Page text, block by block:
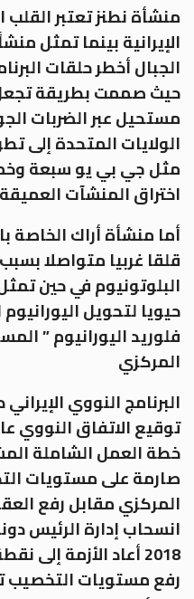
منشأة نطنز تعتبر
الإيرانية بينما تمثل
الجبال أخطر حلقات
حيث صممت بطريقة
مستحيل عبر الضربات
الولايات المتحدة إلى
مثل جي بي يو سبعة
اختراق المنشآت
أما منشأة أراك الخاصة
قلقا غربيا متواصلا
البلوتونيوم في حين
حيويا لتحويل
فلوريد اليورانيوم ”
المركزي
البرنامج النووي
خطة العمل الشاملة
صارمة على مستويات
المركزي مقابل رفع
انسحاب إدارة الرئيس
2018 أعاد الأزمة إلى
رفع مستويات التخصيب